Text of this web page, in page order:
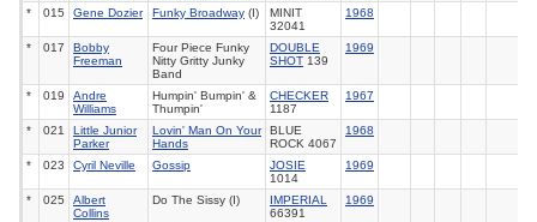
*
015 Gene Dozier Funky Broadway (I)
MINIT
32041
1968
* 017
Bobby
Freeman
Four Piece Funky
Nitty Gritty Junky
Band
DOUBLE
SHOT 139
1969
* 019
Andre
Williams
Humpin' Bumpin' &
Thumpin'
CHECKER
1187
1967
* 021
Little Junior
Parker
Lovin' Man On Your
Hands
BLUE
ROCK 4067
1968
* 023 Cyril Neville Gossip
JOSIE
1014
1969
* 025
Albert
Collins
Do The Sissy (I)
IMPERIAL
66391
1969